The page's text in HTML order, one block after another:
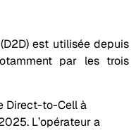
est utilisée depuis
par les trois
Direct-to-Cell à
L’opérateur a